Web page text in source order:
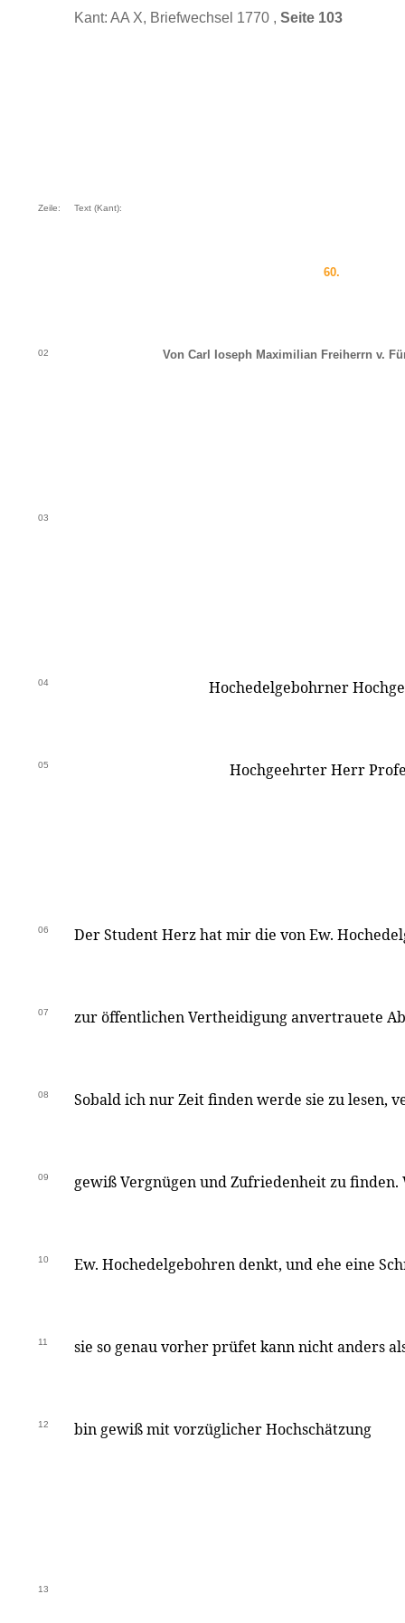
Kant: AA X, Briefwechsel 1770 , Seite 103
Zeile: Text (Kant):
60.
02 Von Carl Ioseph Maximilian Freiherrn v.
03
04 Hochedelgebohrner
05 Hochgeehrter Herr
06 Der Student Herz hat mir die von Ew.
07 zur öffentlichen Vertheidigung anvertrauete
08 Sobald ich nur Zeit finden werde sie zu lesen,
09 gewiß Vergnügen und Zufriedenheit zu
10 Ew. Hochedelgebohren denkt, und ehe eine
11 sie so genau vorher prüfet kann nicht anders
12 bin gewiß mit vorzüglicher Hochschätzung
13